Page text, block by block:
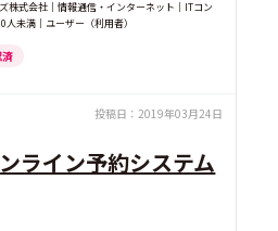
株式会社｜情報通信・インターネット｜ITコン
未満｜ユーザー（利用者）
投稿日： 2019年03月24日
ライン予約システム